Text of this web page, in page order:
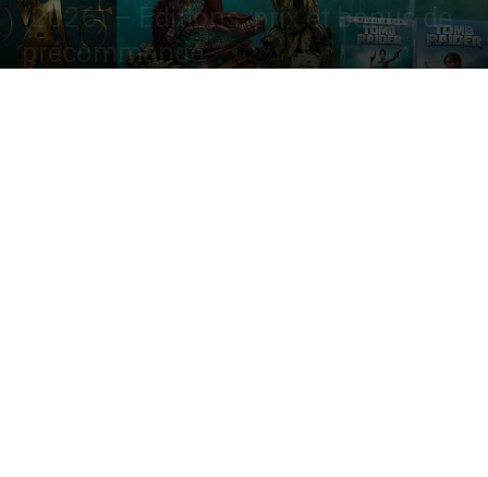
(2026) – Éditions, prix et bonus de
précommande